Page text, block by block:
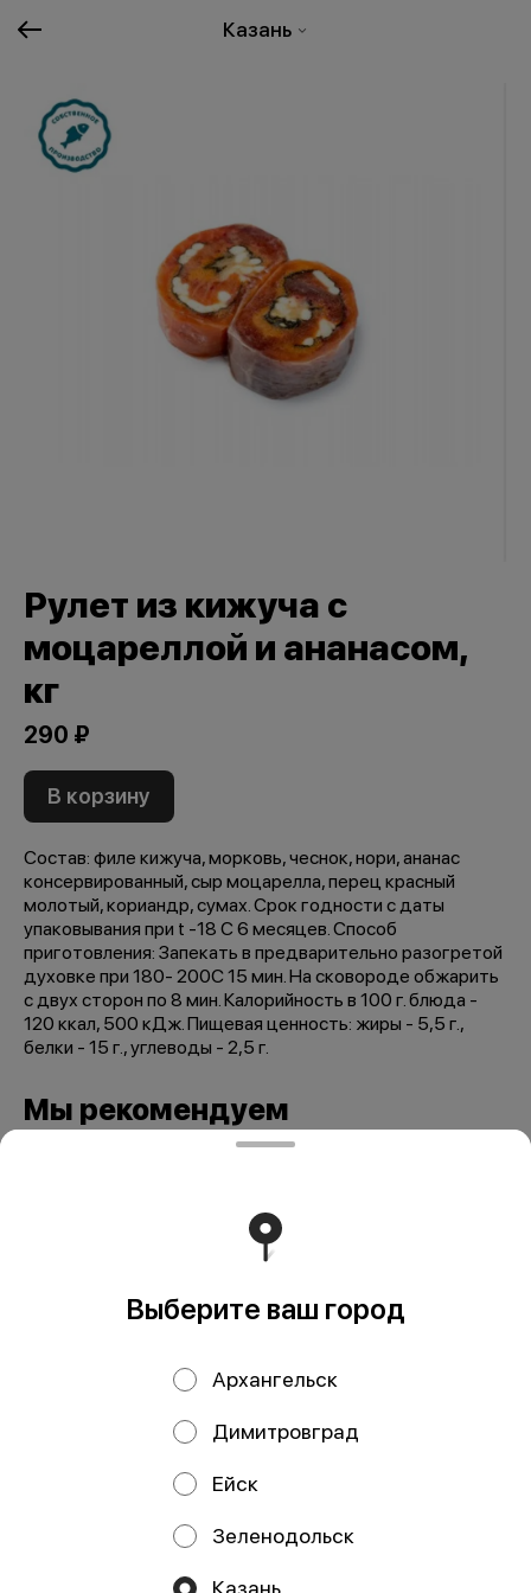
Казань
Рулет из кижуча с
моцареллой и ананасом,
кг
290 ₽
В корзину
Состав: филе кижуча, морковь, чеснок, нори, ананас
консервированный, сыр моцарелла, перец красный
молотый, кориандр, сумах. Срок годности с даты
упаковывания при t -18 С 6 месяцев. Способ
приготовления: Запекать в предварительно разогретой
духовке при 180- 200C 15 мин. На сковороде обжарить
с двух сторон по 8 мин. Калорийность в 100 г. блюда -
120 ккал, 500 кДж. Пищевая ценность: жиры - 5,5 г.,
белки - 15 г., углеводы - 2,5 г.
Мы рекомендуем
Рулет из кижуча и
трески с вялеными
Рулет из трески и
ИП Давлетшина Гульназ Рашитовна
Выберите ваш город
Архангельск
Димитровград
Ейск
Зеленодольск
Казань